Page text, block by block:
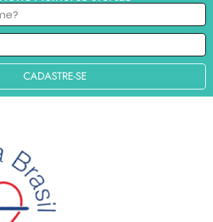
CADASTRE-SE